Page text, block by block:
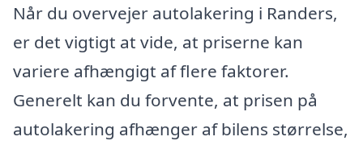
Når du overvejer autolakering i Randers,
er det vigtigt at vide, at priserne kan
variere afhængigt af flere faktorer.
Generelt kan du forvente, at prisen på
autolakering afhænger af bilens størrelse,